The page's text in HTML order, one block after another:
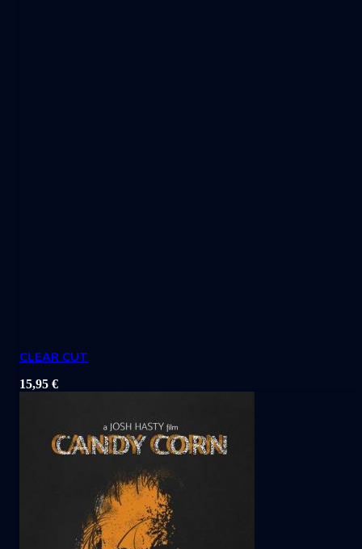
CLEAR CUT
15,95 €